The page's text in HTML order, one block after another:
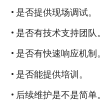
• 是否提供现场调试。
• 是否有技术支持团队。
• 是否有快速响应机制。
• 是否能提供培训。
• 后续维护是不是简单。